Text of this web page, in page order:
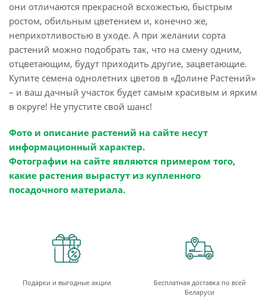
они отличаются прекрасной всхожестью, быстрым
ростом, обильным цветением и, конечно же,
неприхотливостью в уходе. А при желании сорта
растений можно подобрать так, что на смену одним,
отцветающим, будут приходить другие, зацветающие.
Купите семена однолетних цветов в «Долине Растений»
– и ваш дачный участок будет самым красивым и ярким
в округе! Не упустите свой шанс!
Фото и описание растений на сайте несут
информационный характер.
Фотографии на сайте являются примером того,
какие растения вырастут из купленного
посадочного материала.
Подарки и выгодные акции
Бесплатная доставка по всей
Беларуси